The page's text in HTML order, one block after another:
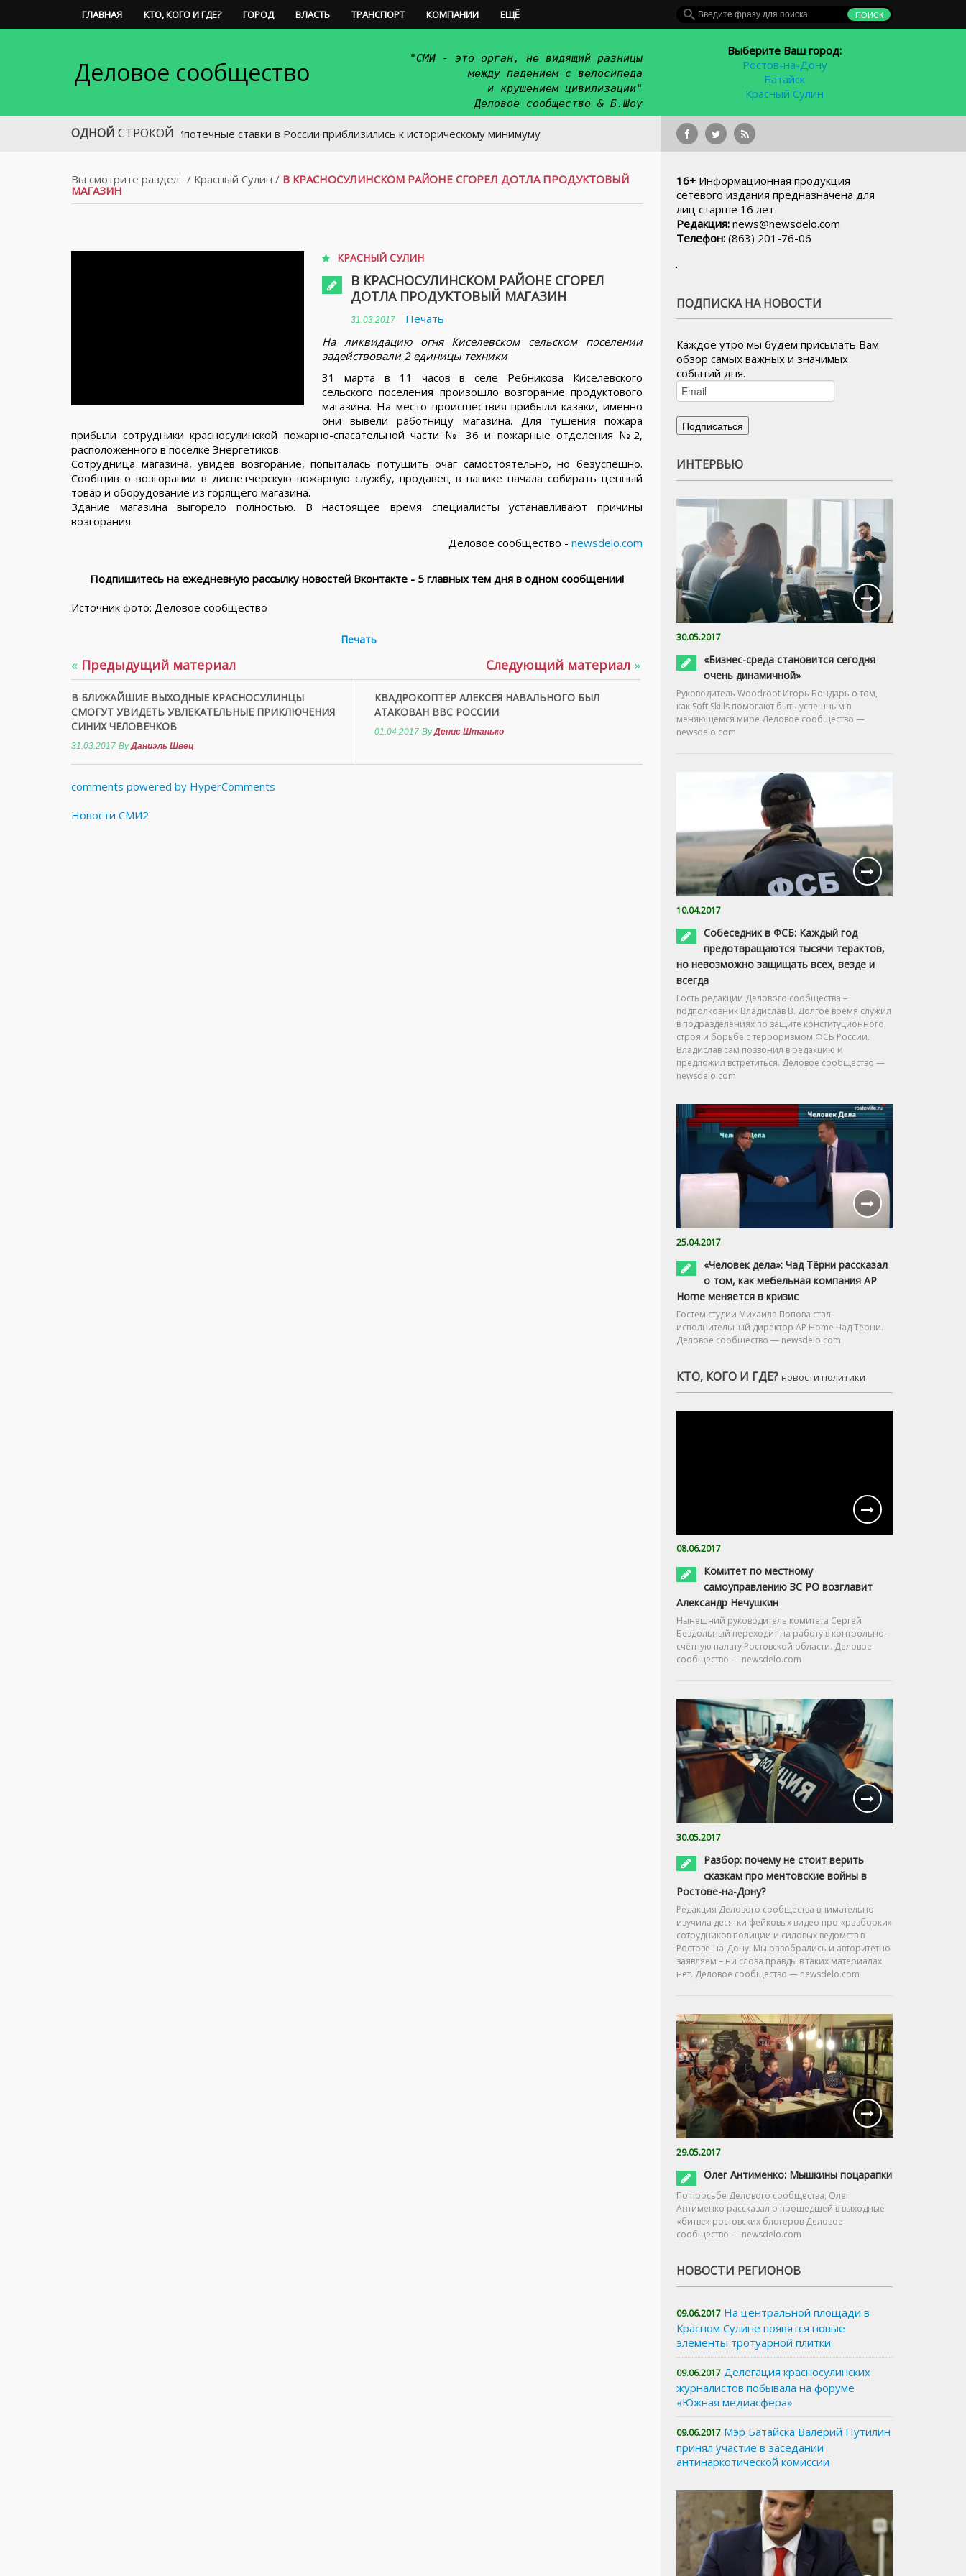
ГЛАВНАЯ КТО, КОГО И ГДЕ? ГОРОД ВЛАСТЬ ТРАНСПОРТ КОМПАНИИ ЕЩЁ
Деловое сообщество
"СМИ - это орган, не видящий разницы
между падением с велосипеда
и крушением цивилизации"
Деловое сообщество & Б.Шоу
Выберите Ваш город:
Ростов-на-Дону
Батайск
Красный Сулин
ОДНОЙ СТРОКОЙ
Ипотечные ставки в России приблизились к историческому минимуму
Вы смотрите раздел: / Красный Сулин / В КРАСНОСУЛИНСКОМ РАЙОНЕ СГОРЕЛ ДОТЛА ПРОДУКТОВЫЙ
МАГАЗИН
КРАСНЫЙ СУЛИН
В КРАСНОСУЛИНСКОМ РАЙОНЕ СГОРЕЛ
ДОТЛА ПРОДУКТОВЫЙ МАГАЗИН
31.03.2017
Печать
На ликвидацию огня Киселевском сельском поселении
задействовали 2 единицы техники
31 марта в 11 часов в селе Ребникова Киселевского
сельского поселения произошло возгорание продуктового
магазина. На место происшествия прибыли казаки, именно
они вывели работницу магазина. Для тушения пожара
прибыли сотрудники красносулинской пожарно-спасательной части № 36 и пожарные отделения №2,
расположенного в посёлке Энергетиков.
Сотрудница магазина, увидев возгорание, попыталась потушить очаг самостоятельно, но безуспешно.
Сообщив о возгорании в диспетчерскую пожарную службу, продавец в панике начала собирать ценный
товар и оборудование из горящего магазина.
Здание магазина выгорело полностью. В настоящее время специалисты устанавливают причины
возгорания.
Деловое сообщество - newsdelo.com
Подпишитесь на ежедневную рассылку новостей Вконтакте - 5 главных тем дня в одном сообщении!
Источник фото: Деловое сообщество
Печать
« Предыдущий материал
В БЛИЖАЙШИЕ ВЫХОДНЫЕ КРАСНОСУЛИНЦЫ
СМОГУТ УВИДЕТЬ УВЛЕКАТЕЛЬНЫЕ ПРИКЛЮЧЕНИЯ
СИНИХ ЧЕЛОВЕЧКОВ
31.03.2017 ByДаниэль Швец
Следующий материал »
КВАДРОКОПТЕР АЛЕКСЕЯ НАВАЛЬНОГО БЫЛ
АТАКОВАН ВВС РОССИИ
01.04.2017 ByДенис Штанько
comments powered by HyperComments
Новости СМИ2
16+ Информационная продукция
сетевого издания предназначена для
лиц старше 16 лет
Редакция: news@newsdelo.com
Телефон: (863) 201-76-06
ПОДПИСКА НА НОВОСТИ
Каждое утро мы будем присылать Вам
обзор самых важных и значимых
событий дня.
ИНТЕРВЬЮ
30.05.2017
«Бизнес-среда становится сегодня
очень динамичной»
Руководитель Woodroot Игорь Бондарь о том,
как Soft Skills помогают быть успешным в
меняющемся мире Деловое сообщество —
newsdelo.com
10.04.2017
Собеседник в ФСБ: Каждый год
предотвращаются тысячи терактов,
но невозможно защищать всех, везде и
всегда
Гость редакции Делового сообщества –
подполковник Владислав В. Долгое время служил
в подразделениях по защите конституционного
строя и борьбе с терроризмом ФСБ России.
Владислав сам позвонил в редакцию и
предложил встретиться. Деловое сообщество —
newsdelo.com
25.04.2017
«Человек дела»: Чад Тёрни рассказал
о том, как мебельная компания AP
Home меняется в кризис
Гостем студии Михаила Попова стал
исполнительный директор AP Home Чад Тёрни.
Деловое сообщество — newsdelo.com
КТО, КОГО И ГДЕ? новости политики
08.06.2017
Комитет по местному
самоуправлению ЗС РО возглавит
Александр Нечушкин
Нынешний руководитель комитета Сергей
Бездольный переходит на работу в контрольно-
счётную палату Ростовской области. Деловое
сообщество — newsdelo.com
30.05.2017
Разбор: почему не стоит верить
сказкам про ментовские войны в
Ростове-на-Дону?
Редакция Делового сообщества внимательно
изучила десятки фейковых видео про «разборки»
сотрудников полиции и силовых ведомств в
Ростове-на-Дону. Мы разобрались и авторитетно
заявляем – ни слова правды в таких материалах
нет. Деловое сообщество — newsdelo.com
29.05.2017
Олег Антименко: Мышкины поцарапки
По просьбе Делового сообщества, Олег
Антименко рассказал о прошедшей в выходные
«битве» ростовских блогеров Деловое
сообщество — newsdelo.com
НОВОСТИ РЕГИОНОВ
09.06.2017 На центральной площади в
Красном Сулине появятся новые
элементы тротуарной плитки
09.06.2017 Делегация красносулинских
журналистов побывала на форуме
«Южная медиасфера»
09.06.2017 Мэр Батайска Валерий Путилин
принял участие в заседании
антинаркотической комиссии